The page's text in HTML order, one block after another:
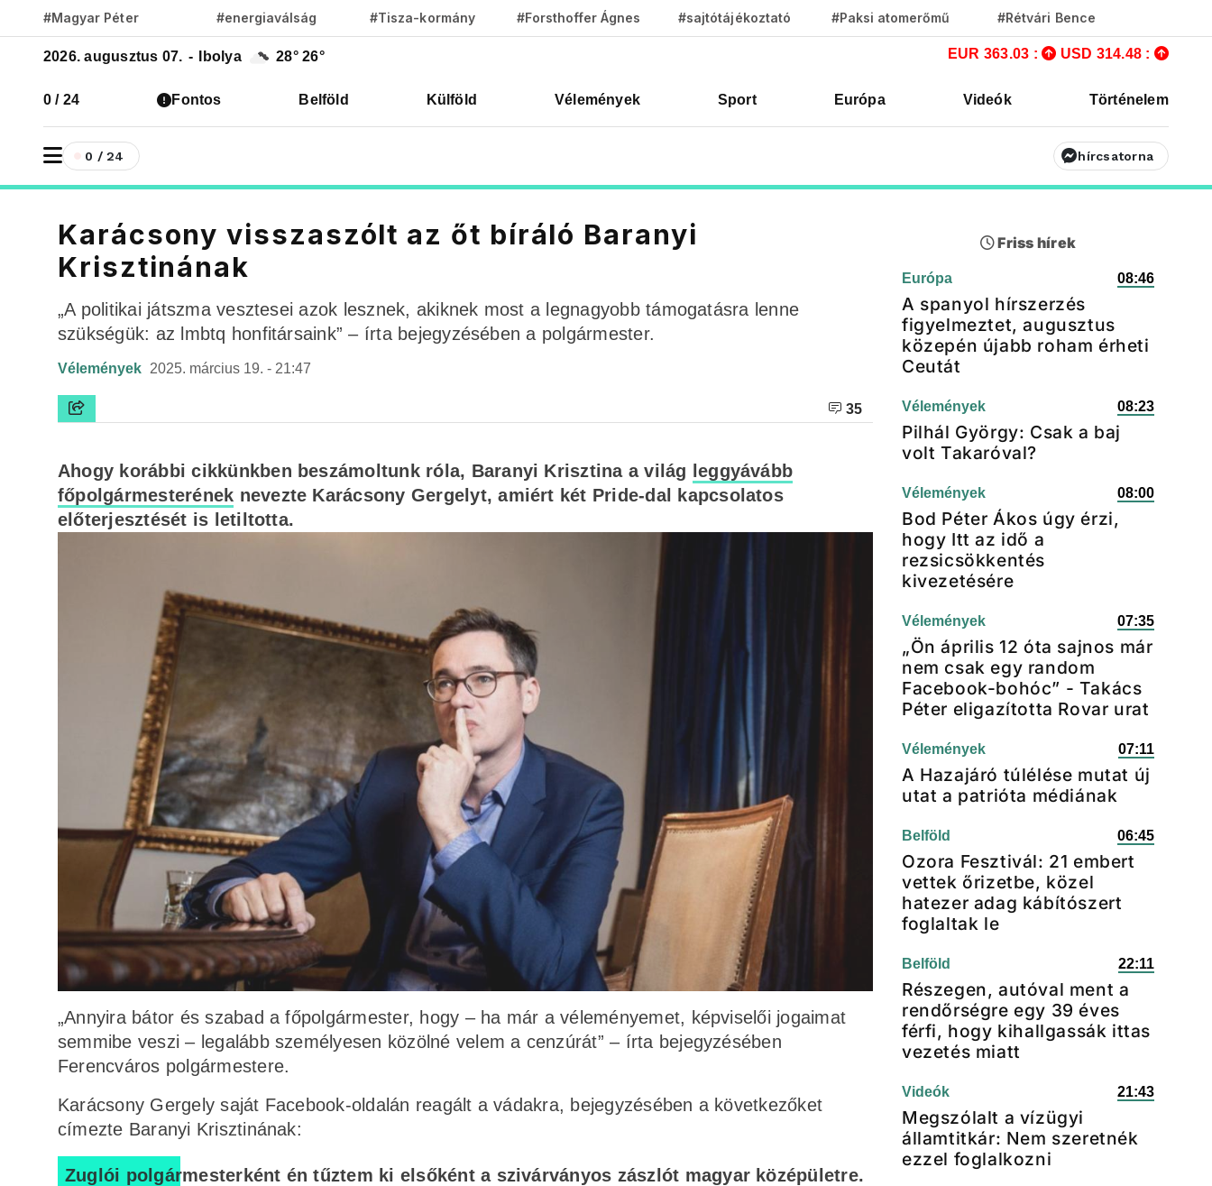
#Magyar Péter #energiaválság #Tisza-kormány #Forsthoffer Ágnes #sajtótájékoztató #Paksi atomerőmű #Rétvári Bence
2026. augusztus 07. - Ibolya 28° 26° EUR 363.03 : USD 314.48 :
0 / 24 Fontos Belföld Külföld Vélemények Sport Európa Videók Történelem
0 / 24 hírcsatorna
Karácsony visszaszólt az őt bíráló Baranyi
Krisztinának
„A politikai játszma vesztesei azok lesznek, akiknek most a legnagyobb támogatásra lenne
szükségük: az lmbtq honfitársaink” – írta bejegyzésében a polgármester.
Vélemények 2025. március 19. - 21:47
35
Ahogy korábbi cikkünkben beszámoltunk róla, Baranyi Krisztina a világ
leggyávább
főpolgármesterének nevezte Karácsony Gergelyt, amiért két Pride-dal kapcsolatos
előterjesztését is letiltotta.
„Annyira bátor és szabad a főpolgármester, hogy – ha már a véleményemet, képviselői jogaimat
semmibe veszi – legalább személyesen közölné velem a cenzúrát” – írta bejegyzésében
Ferencváros polgármestere.
Karácsony Gergely saját Facebook-oldalán reagált a vádakra, bejegyzésében a következőket
címezte Baranyi Krisztinának:
Zuglói polgármesterként én tűztem ki elsőként a szivárványos zászlót magyar középületre.
Friss hírek
Európa 08:46
A spanyol hírszerzés
figyelmeztet, augusztus
közepén újabb roham érheti
Ceutát
Vélemények 08:23
Pilhál György: Csak a baj
volt Takaróval?
Vélemények 08:00
Bod Péter Ákos úgy érzi,
hogy Itt az idő a
rezsicsökkentés
kivezetésére
Vélemények 07:35
„Ön április 12 óta sajnos már
nem csak egy random
Facebook-bohóc” - Takács
Péter eligazította Rovar urat
Vélemények 07:11
A Hazajáró túlélése mutat új
utat a patrióta médiának
Belföld 06:45
Ozora Fesztivál: 21 embert
vettek őrizetbe, közel
hatezer adag kábítószert
foglaltak le
Belföld 22:11
Részegen, autóval ment a
rendőrségre egy 39 éves
férfi, hogy kihallgassák ittas
vezetés miatt
Videók 21:43
Megszólalt a vízügyi
államtitkár: Nem szeretnék
ezzel foglalkozni